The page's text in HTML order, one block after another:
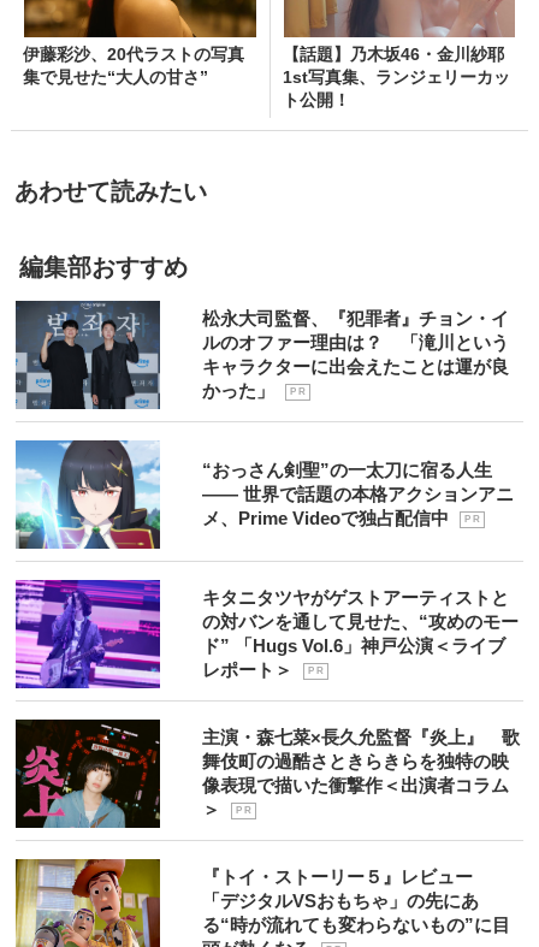
伊藤彩沙、20代ラストの写真
集で見せた“大人の甘さ”
【話題】乃木坂46・金川紗耶
1st写真集、ランジェリーカッ
ト公開！
あわせて読みたい
編集部おすすめ
松永大司監督、『犯罪者』チョン・イ
ルのオファー理由は？ 「滝川という
キャラクターに出会えたことは運が良
かった」
P R
“おっさん剣聖”の一太刀に宿る人生
―― 世界で話題の本格アクションアニ
メ、Prime Videoで独占配信中
P R
キタニタツヤがゲストアーティストと
の対バンを通して見せた、“攻めのモー
ド” 「Hugs Vol.6」神戸公演＜ライブ
レポート＞
P R
主演・森七菜×長久允監督『炎上』 歌
舞伎町の過酷さときらきらを独特の映
像表現で描いた衝撃作＜出演者コラム
＞
P R
『トイ・ストーリー５』レビュー
「デジタルVSおもちゃ」の先にあ
る“時が流れても変わらないもの”に目